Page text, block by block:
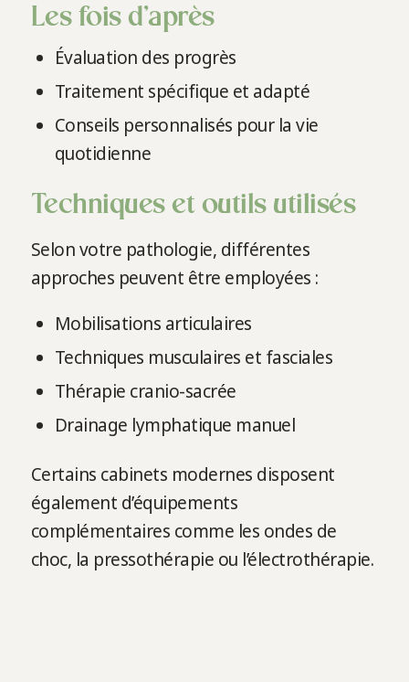
Les fois d’après
Évaluation des progrès
Traitement spécifique et adapté
Conseils personnalisés pour la vie
quotidienne
Techniques et outils utilisés
Selon votre pathologie, différentes
approches peuvent être employées :
Mobilisations articulaires
Techniques musculaires et fasciales
Thérapie cranio-sacrée
Drainage lymphatique manuel
Certains cabinets modernes disposent
également d’équipements
complémentaires comme les ondes de
choc, la pressothérapie ou l’électrothérapie.